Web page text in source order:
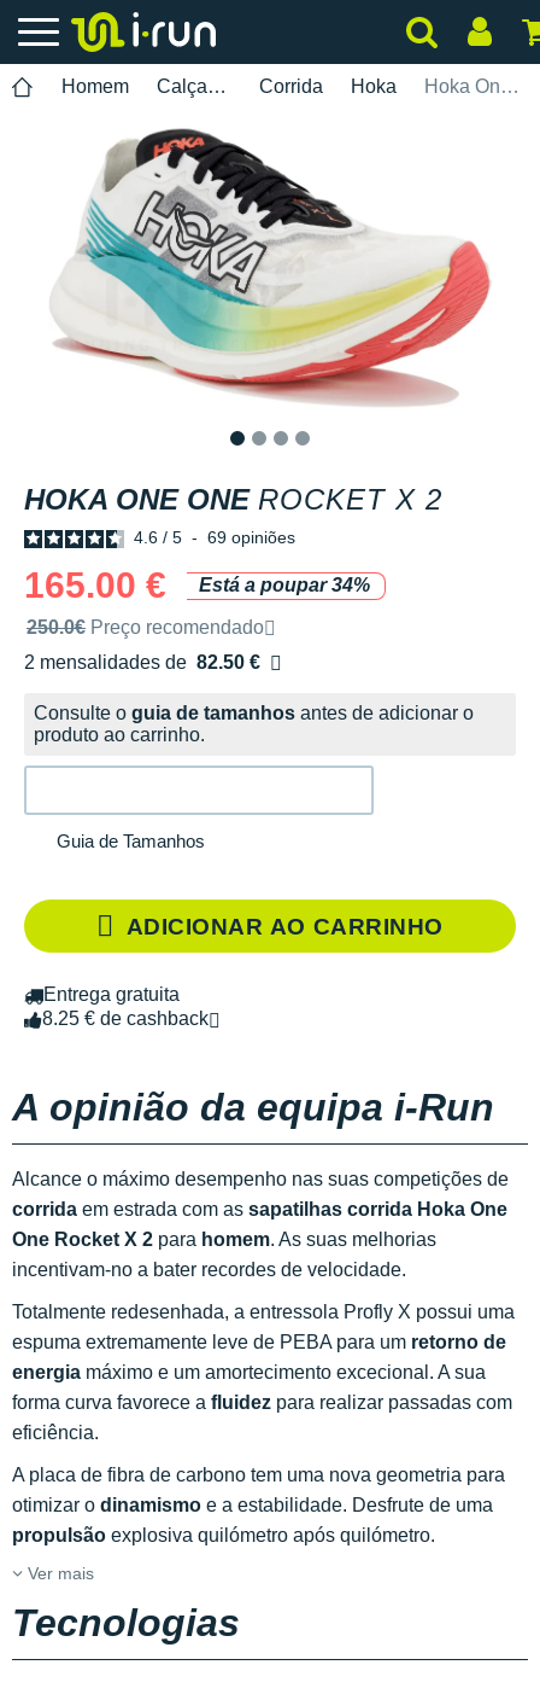
Homem Calçados Corrida Hoka Hoka One One Rocket X 2
HOKA ONE ONE ROCKET X 2
4.6 / 5 - 69 opiniões
165.00 €
Está a poupar 34%
Preço de venda recomendado pela marca
250.0€ Preço recomendado
2 mensalidades de 82.50 €
sem custos
Consulte o guia de tamanhos antes de adicionar o
produto ao carrinho.
Guia de Tamanhos
ADICIONAR AO CARRINHO
Entrega gratuita
8.25 € de cashback
A opinião da equipa i-Run
Alcance o máximo desempenho nas suas competições de
corrida em estrada com as sapatilhas corrida Hoka One
One Rocket X 2 para homem. As suas melhorias
incentivam-no a bater recordes de velocidade.
Totalmente redesenhada, a entressola Profly X possui uma
espuma extremamente leve de PEBA para um retorno de
energia máximo e um amortecimento excecional. A sua
forma curva favorece a fluidez para realizar passadas com
eficiência.
A placa de fibra de carbono tem uma nova geometria para
otimizar o dinamismo e a estabilidade. Desfrute de uma
propulsão explosiva quilómetro após quilómetro.
Ver mais
Tecnologias